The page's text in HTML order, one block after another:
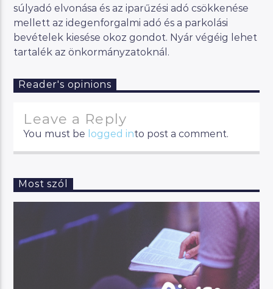
súlyadó elvonása és az iparűzési adó csökkenése
mellett az idegenforgalmi adó és a parkolási
bevételek kiesése okoz gondot. Nyár végéig lehet
tartalék az önkormányzatoknál.
Reader's opinions
Leave a Reply
You must be logged into post a comment.
Most szól